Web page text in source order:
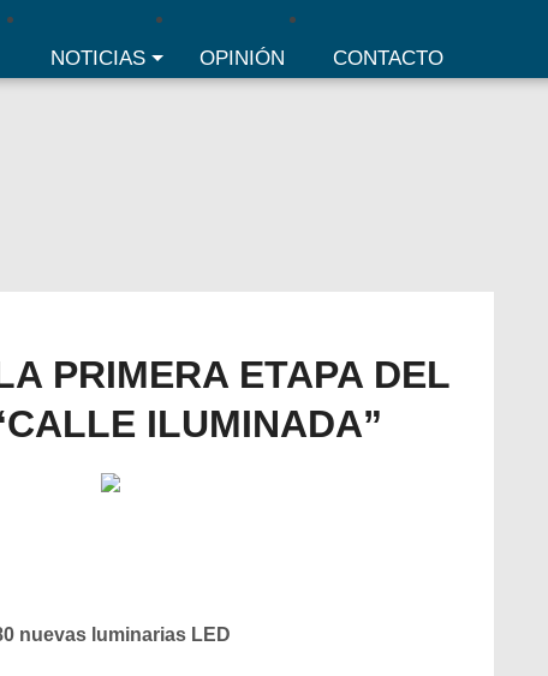
NOTICIAS OPINIÓN CONTACTO
PRIMERA ETAPA DEL
ILUMINADA”
nuevas luminarias LED